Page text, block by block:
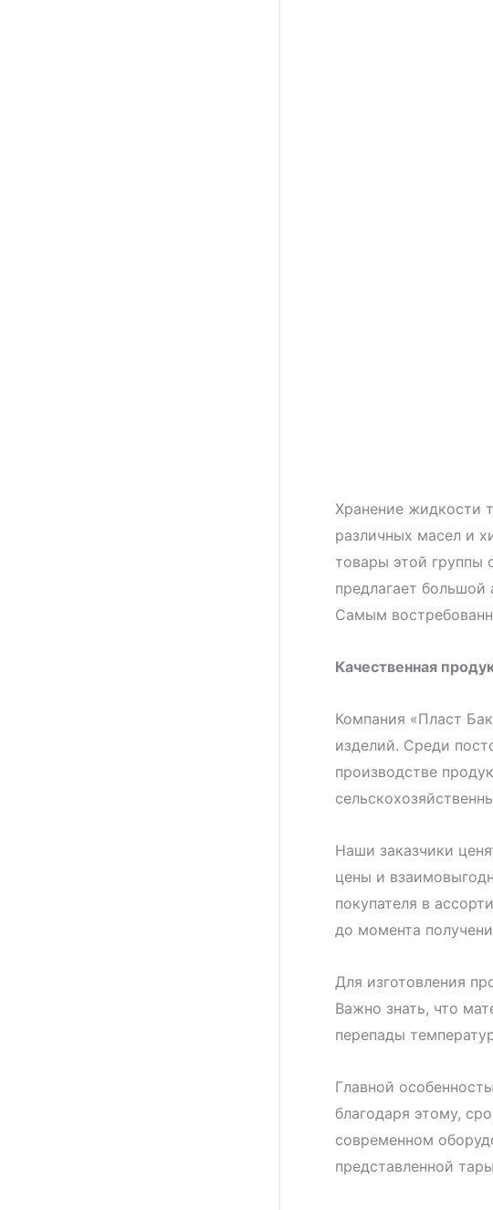
Хранение жидкости
различных масел и
товары этой группы
предлагает большой
Самым
Качественная
Компания «Пласт
изделий. Среди
производстве
Наши заказчики
цены и
покупателя в
до момента
Для изготовления
Важно знать, что
перепады
Главной
благодаря этому,
современном
представленной